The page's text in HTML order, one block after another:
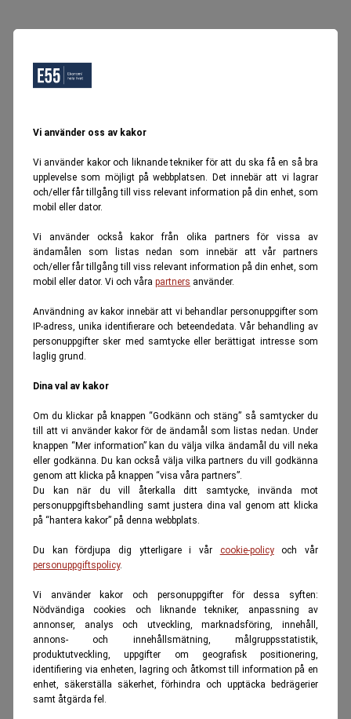
Vi använder oss av kakor
Vi använder kakor och liknande tekniker för att du ska få en så bra
upplevelse som möjligt på webbplatsen. Det innebär att vi lagrar
och/eller får tillgång till viss relevant information på din enhet, som
mobil eller dator.
Vi använder också kakor från olika partners för vissa av
ändamålen som listas nedan som innebär att vår partners
och/eller får tillgång till viss relevant information på din enhet, som
mobil eller dator. Vi och våra partners använder.
Användning av kakor innebär att vi behandlar personuppgifter som
IP-adress, unika identifierare och beteendedata. Vår behandling av
personuppgifter sker med samtycke eller berättigat intresse som
laglig grund.
Dina val av kakor
Om du klickar på knappen “Godkänn och stäng” så samtycker du
till att vi använder kakor för de ändamål som listas nedan. Under
knappen “Mer information” kan du välja vilka ändamål du vill neka
eller godkänna. Du kan också välja vilka partners du vill godkänna
genom att klicka på knappen “visa våra partners”.
Du kan när du vill återkalla ditt samtycke, invända mot
personuppgiftsbehandling samt justera dina val genom att klicka
på “hantera kakor” på denna webbplats.
Du kan fördjupa dig ytterligare i vår cookie-policyoch vår
personuppgiftspolicy.
Vi använder kakor och personuppgifter för dessa syften:
Nödvändiga cookies och liknande tekniker, anpassning av
annonser, analys och utveckling, marknadsföring, innehåll,
annons- och innehållsmätning, målgruppsstatistik,
produktutveckling, uppgifter om geografisk positionering,
identifiering via enheten, lagring och åtkomst till information på en
enhet, säkerställa säkerhet, förhindra och upptäcka bedrägerier
samt åtgärda fel.